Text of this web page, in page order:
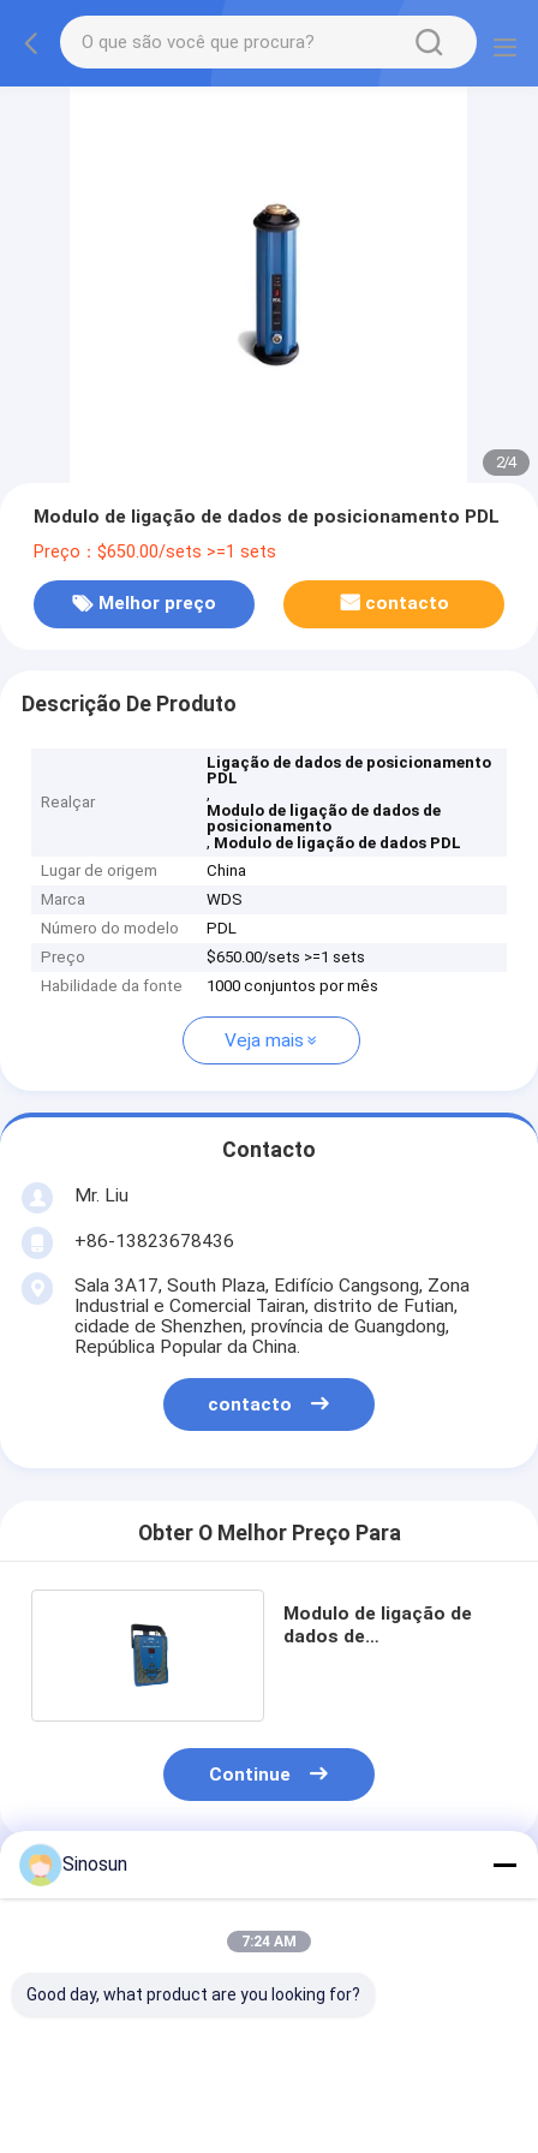
2/4
Modulo de ligação de dados de posicionamento PDL
Preço：$650.00/sets >=1 sets
Melhor preço contacto
Descrição De Produto
Realçar
Ligação de dados de posicionamento
PDL
,
Modulo de ligação de dados de
posicionamento
, Modulo de ligação de dados PDL
Lugar de origem
China
Marca
WDS
Número do modelo
PDL
Preço
$650.00/sets >=1 sets
Habilidade da fonte
1000 conjuntos por mês
Veja mais
Contacto
Mr. Liu
+86-13823678436
Sala 3A17, South Plaza, Edifício Cangsong, Zona
Industrial e Comercial Tairan, distrito de Futian,
cidade de Shenzhen, província de Guangdong,
República Popular da China.
contacto
Obter O Melhor Preço Para
Modulo de ligação de
dados de
Continue
Produtos Recomendados
Sinosun
7:24 AM
Good day, what product are you looking for?